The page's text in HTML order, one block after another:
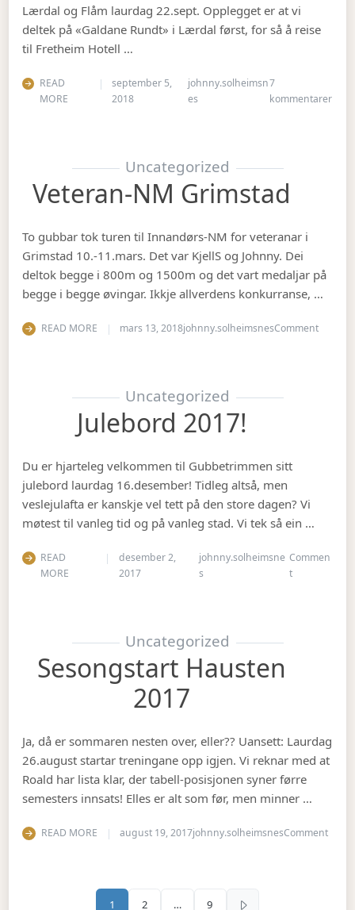
Lærdal og Flåm laurdag 22.sept. Opplegget er at vi
deltek på «Galdane Rundt» i Lærdal først, for så å reise
til Fretheim Hotell …
READ
MORE
september 5,
2018
johnny.solheimsn
es
7
kommentarertil
Uncategorized
Veteran-NM Grimstad
To gubbar tok turen til Innandørs-NM for veteranar i
Grimstad 10.-11.mars. Det var KjellS og Johnny. Dei
deltok begge i 800m og 1500m og det vart medaljar på
begge i begge øvingar. Ikkje allverdens konkurranse, …
READ MORE mars 13, 2018johnny.solheimsnesCommenton
Uncategorized
Julebord 2017!
Du er hjarteleg velkommen til Gubbetrimmen sitt
julebord laurdag 16.desember! Tidleg altså, men
veslejulafta er kanskje vel tett på den store dagen? Vi
møtest til vanleg tid og på vanleg stad. Vi tek så ein …
READ
MORE
desember 2,
2017
johnny.solheimsne
s
Commen
ton Julebord
Uncategorized
Sesongstart Hausten
2017
Ja, då er sommaren nesten over, eller?? Uansett: Laurdag
26.august startar treningane opp igjen. Vi reknar med at
Roald har lista klar, der tabell-posisjonen syner førre
semesters innsats! Elles er alt som før, men minner …
READ MORE august 19, 2017johnny.solheimsnesCommenton
Sidepaginering
1 2 … 9